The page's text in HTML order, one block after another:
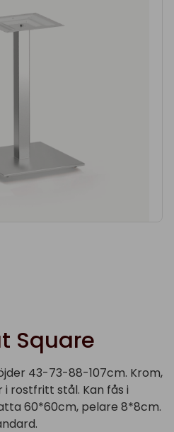
Square
43-73-88-107cm. Krom,
rostfritt stål. Kan fås i
60*60cm, pelare 8*8cm.